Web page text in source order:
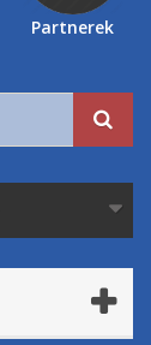
Partnerek